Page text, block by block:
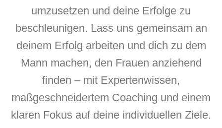
umzusetzen und deine Erfolge zu
beschleunigen. Lass uns gemeinsam an
deinem Erfolg arbeiten und dich zu dem
Mann machen, den Frauen anziehend
finden – mit Expertenwissen,
maßgeschneidertem Coaching und einem
klaren Fokus auf deine individuellen Ziele.